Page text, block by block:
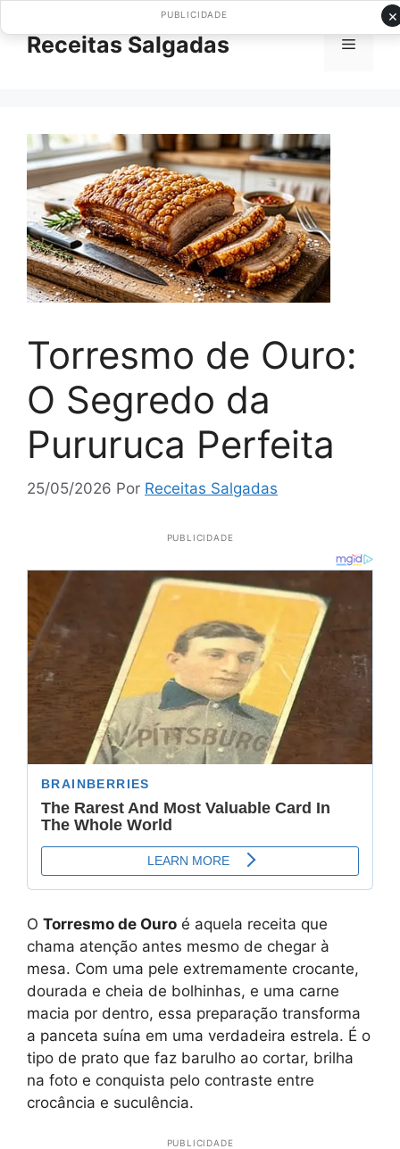
paraReceitas Salgadas Menu
Torresmo de Ouro:
O Segredo da
Pururuca Perfeita
25/05/2026 Por Receitas Salgadas
PUBLICIDADE
O Torresmo de Ouro é aquela receita que
chama atenção antes mesmo de chegar à
mesa. Com uma pele extremamente crocante,
dourada e cheia de bolhinhas, e uma carne
macia por dentro, essa preparação transforma
a panceta suína em uma verdadeira estrela. É o
tipo de prato que faz barulho ao cortar, brilha
na foto e conquista pelo contraste entre
crocância e suculência.
PUBLICIDADE
×
PUBLICIDADE